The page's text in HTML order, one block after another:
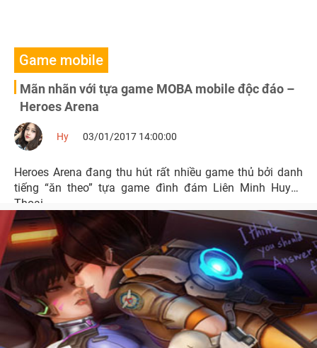
Game mobile
Mãn nhãn với tựa game MOBA mobile độc đáo –
Heroes Arena
Hy 03/01/2017 14:00:00
Heroes Arena đang thu hút rất nhiều game thủ bởi danh
tiếng “ăn theo” tựa game đình đám Liên Minh Huyền
Thoại.